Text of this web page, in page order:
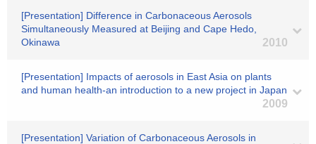
[Presentation] Difference in Carbonaceous Aerosols
Simultaneously Measured at Beijing and Cape Hedo,
Okinawa
2010
[Presentation] Impacts of aerosols in East Asia on plants
and human health-an introduction to a new project in Japan
2009
[Presentation] Variation of Carbonaceous Aerosols in